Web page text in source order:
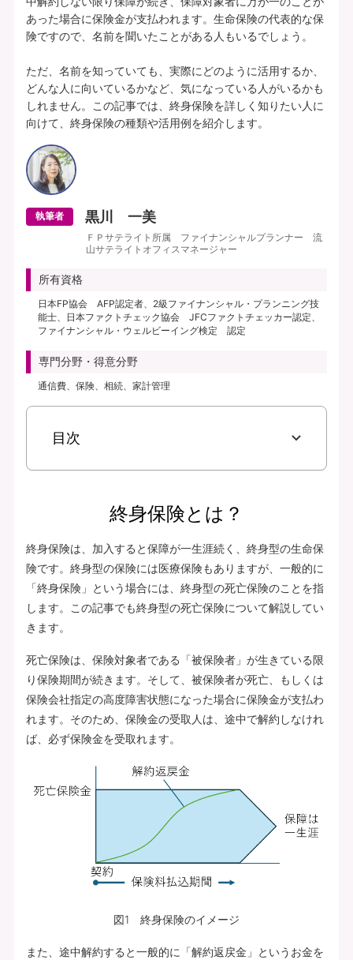
あった場合に保険金が支払われます。生命保険の代表的な保
険ですので、名前を聞いたことがある人もいるでしょう。
ただ、名前を知っていても、実際にどのように活用するか、
どんな人に向いているかなど、気になっている人がいるかも
しれません。この記事では、終身保険を詳しく知りたい人に
執筆者 黒川 一美
ＦＰサテライト所属 ファイナンシャルプランナー 流
山サテライトオフィスマネージャー
所有資格
日本FP協会 AFP認定者、2級ファイナンシャル・プランニング技
能士、日本ファクトチェック協会 JFCファクトチェッカー認定、
ファイナンシャル・ウェルビーイング検定 認定
専門分野・得意分野
通信費、保険、相続、家計管理
目次
終身保険とは？
終身保険は、加入すると保障が一生涯続く、終身型の生命保
険です。終身型の保険には医療保険もありますが、一般的に
「終身保険」という場合には、終身型の死亡保険のことを指
します。この記事でも終身型の死亡保険について解説してい
きます。
死亡保険は、保険対象者である「被保険者」が生きている限
り保険期間が続きます。そして、被保険者が死亡、もしくは
保険会社指定の高度障害状態になった場合に保険金が支払わ
れます。そのため、保険金の受取人は、途中で解約しなけれ
ば、必ず保険金を受取れます。
図1 終身保険のイメージ
また、途中解約すると一般的に「解約返戻金」というお金を